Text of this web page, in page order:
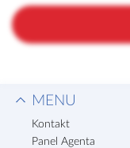
MENU
Kontakt
Panel Agenta